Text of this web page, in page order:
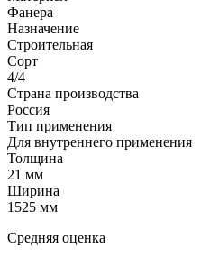
Фанера
Назначение
Строительная
Сорт
4/4
Страна производства
Россия
Тип применения
Для внутреннего применения
Толщина
21 мм
Ширина
1525 мм
Средняя оценка